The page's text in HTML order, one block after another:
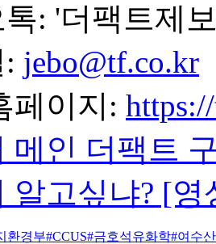
톡: '더팩트제
jebo@tf.co.kr
페이지:
메인 더팩트
알고싶냐? [
환경부#CCUS#금호석유화학#여수